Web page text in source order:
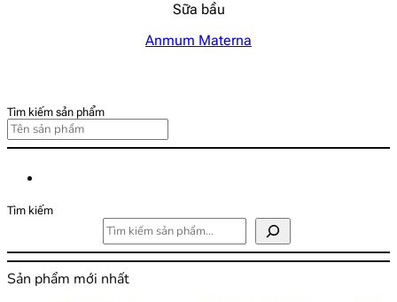
Sữa bầu
Anmum Materna
Tìm kiếm sản phẩm
Tìm kiếm
Sản phẩm mới nhất